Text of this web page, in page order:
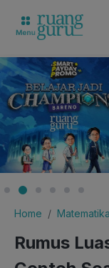
Home Matematika
Rumus